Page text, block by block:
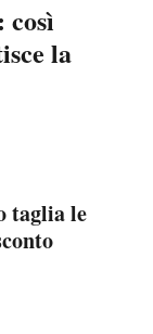
così
la
taglia le